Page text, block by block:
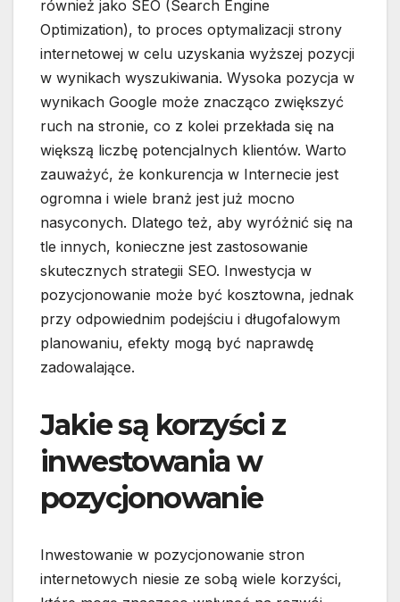
również jako SEO (Search Engine
Optimization), to proces optymalizacji strony
internetowej w celu uzyskania wyższej pozycji
w wynikach wyszukiwania. Wysoka pozycja w
wynikach Google może znacząco zwiększyć
ruch na stronie, co z kolei przekłada się na
większą liczbę potencjalnych klientów. Warto
zauważyć, że konkurencja w Internecie jest
ogromna i wiele branż jest już mocno
nasyconych. Dlatego też, aby wyróżnić się na
tle innych, konieczne jest zastosowanie
skutecznych strategii SEO. Inwestycja w
pozycjonowanie może być kosztowna, jednak
przy odpowiednim podejściu i długofalowym
planowaniu, efekty mogą być naprawdę
zadowalające.
Jakie są korzyści z
inwestowania w
pozycjonowanie
Inwestowanie w pozycjonowanie stron
internetowych niesie ze sobą wiele korzyści,